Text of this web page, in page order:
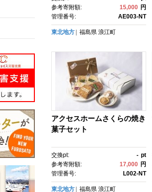
参考寄附額:
15,000 円
管理番号:
AE003-NT
東北地方 福島県 浪江町
アクセスホームさくらの焼き
菓子セット
交換pt: - pt
参考寄附額:
17,000 円
管理番号:
L002-NT
東北地方 福島県 浪江町